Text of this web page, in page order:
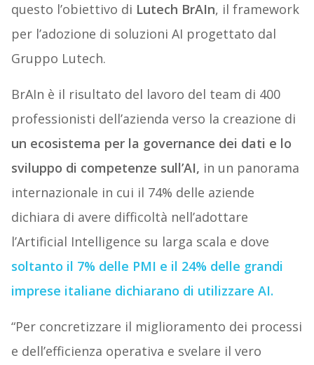
questo l’obiettivo di Lutech BrAIn, il framework
per l’adozione di soluzioni AI progettato dal
Gruppo Lutech.
BrAIn è il risultato del lavoro del team di 400
professionisti dell’azienda verso la creazione di
un ecosistema per la governance dei dati e lo
sviluppo di competenze sull’AI, in un panorama
internazionale in cui il 74% delle aziende
dichiara di avere difficoltà nell’adottare
l’Artificial Intelligence su larga scala e dove
soltanto il 7% delle PMI e il 24% delle grandi
imprese italiane dichiarano di utilizzare AI.
“Per concretizzare il miglioramento dei processi
e dell’efficienza operativa e svelare il vero